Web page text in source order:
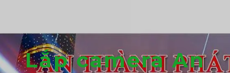
Lắp camera An